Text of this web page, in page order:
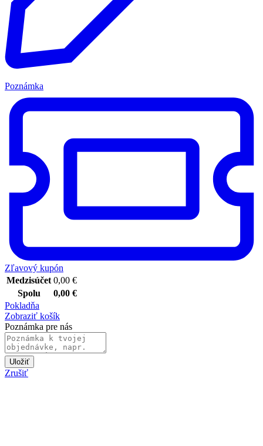
Poznámka
Zľavový kupón
Medzisúčet 0,00 €
Spolu
0,00 €
Pokladňa
Zobraziť košík
Poznámka pre nás
Uložiť
Zrušiť